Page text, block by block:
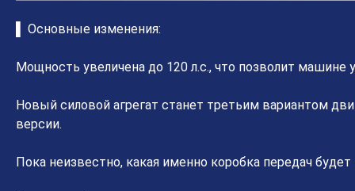
▌ Основные изменения:
Мощность увеличена до 120 л.с., что позволит
Новый силовой агрегат станет третьим вариантом
версии.
Пока неизвестно, какая именно коробка передач